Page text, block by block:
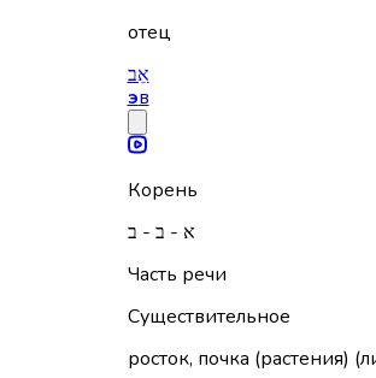
отец
אֵב
эв
Корень
א - ב - ב
Часть речи
Существительное
росток, почка (растения)